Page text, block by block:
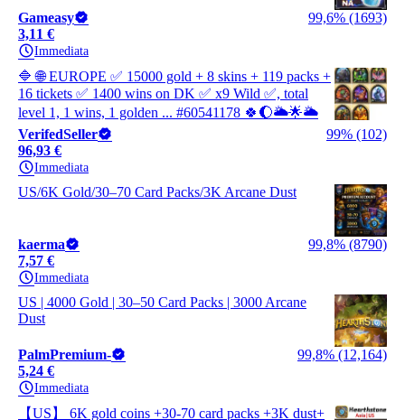
Gameasy
99,6% (1693)
3,11 €
Immediata
🔷 🌐 EUROPE ✅ 15000 gold + 8 skins + 119 packs +
16 tickets ✅ 1400 wins on DK ✅ x9 Wild ✅, total
level 1, 1 wins, 1 golden ... #60541178 🍀🌔🌥️🌟🌥️
VerifedSeller
99% (102)
96,93 €
Immediata
US/6K Gold/30–70 Card Packs/3K Arcane Dust
kaerma
99,8% (8790)
7,57 €
Immediata
US | 4000 Gold | 30–50 Card Packs | 3000 Arcane
Dust
PalmPremium-
99,8% (12,164)
5,24 €
Immediata
【US】 6K gold coins +30-70 card packs +3K dust+